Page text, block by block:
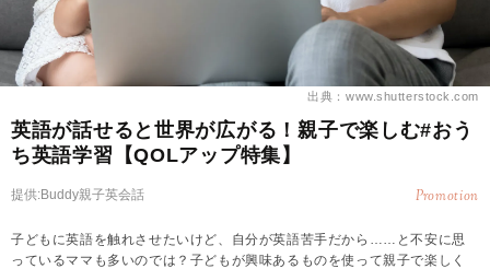
出典：www.shutterstock.com
英語が話せると世界が広がる！親子で楽しむ#おう
ち英語学習【QOLアップ特集】
提供:Buddy親子英会話 Promotion
子どもに英語を触れさせたいけど、自分が英語苦手だから……と不安に思
っているママも多いのでは？子どもが興味あるものを使って親子で楽しく